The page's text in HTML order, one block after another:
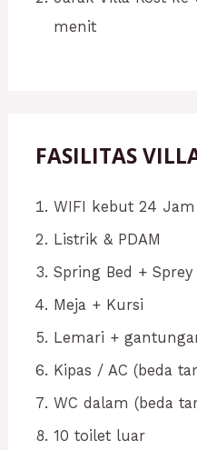
menit
FASILITAS
WIFI kebut 24 Jam
Listrik & PDAM
Spring Bed +
Meja + Kursi
Lemari +
Kipas / AC (beda
WC dalam (beda
10 toilet luar